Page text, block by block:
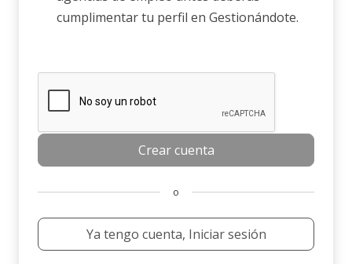
cumplimentar tu perfil en Gestionándote.
o
Ya tengo cuenta, Iniciar sesión